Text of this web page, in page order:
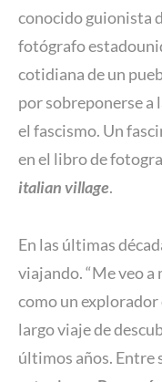
conocido guionista
fotógrafo
cotidiana de un
por sobreponerse a
el fascismo. Un
en el libro de
italian village.
En las últimas
viajando. “Me veo
como un explorador
largo viaje de
últimos años. Entre